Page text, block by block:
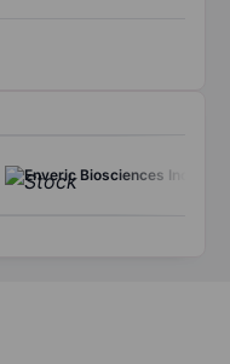
Enveric Biosciences Inc.